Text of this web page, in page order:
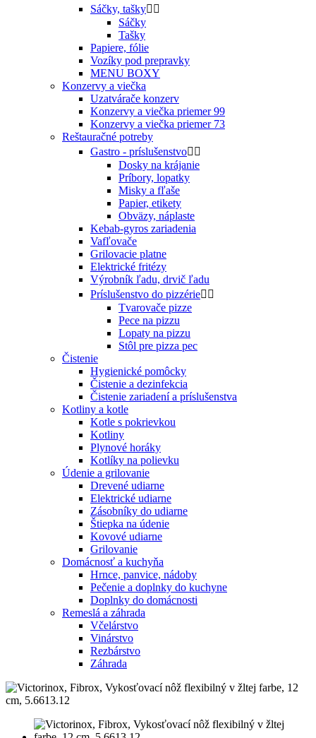
Sáčky, tašky 
Sáčky
Tašky
Papiere, fólie
Vozíky pod prepravky
MENU BOXY
Konzervy a viečka
Uzatvárače konzerv
Konzervy a viečka priemer 99
Konzervy a viečka priemer 73
Reštauračné potreby
Gastro - príslušenstvo 
Dosky na krájanie
Príbory, lopatky
Misky a fľaše
Papier, etikety
Obväzy, náplaste
Kebab-gyros zariadenia
Vafľovače
Grilovacie platne
Elektrické fritézy
Výrobník ľadu, drvič ľadu
Príslušenstvo do pizzérie 
Tvarovače pizze
Pece na pizzu
Lopaty na pizzu
Stôl pre pizza pec
Čistenie
Hygienické pomôcky
Čistenie a dezinfekcia
Čistenie zariadení a príslušenstva
Kotliny a kotle
Kotle s pokrievkou
Kotliny
Plynové horáky
Kotlíky na polievku
Údenie a grilovanie
Drevené udiarne
Elektrické udiarne
Zásobníky do udiarne
Štiepka na údenie
Kovové udiarne
Grilovanie
Domácnosť a kuchyňa
Hrnce, panvice, nádoby
Pečenie a doplnky do kuchyne
Doplnky do domácnosti
Remeslá a záhrada
Včelárstvo
Vinárstvo
Rezbárstvo
Záhrada